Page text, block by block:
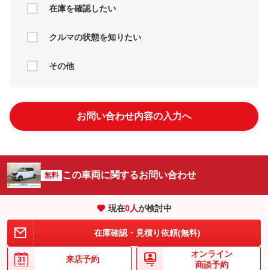
在庫を確認したい
クルマの状態を知りたい
その他
お問い合わせ内容の入力へ
無料 この車両に関するお問い合わせ
現在0人が検討中
在庫確認・見積り依頼(無料)
来店予約
オンライン
商談予約